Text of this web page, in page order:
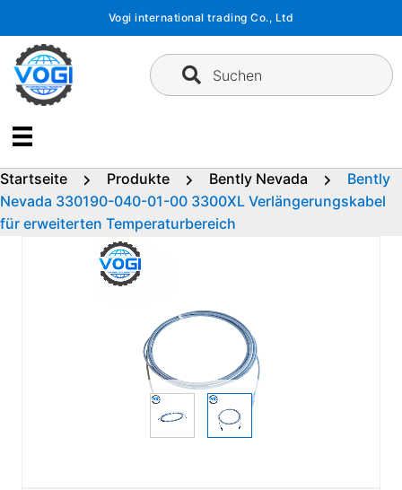
springen
Vogi international trading Co., Ltd
Suchen
Startseite Produkte Bently Nevada
Bently
Nevada 330190-040-01-00 3300XL Verlängerungskabel
für erweiterten Temperaturbereich